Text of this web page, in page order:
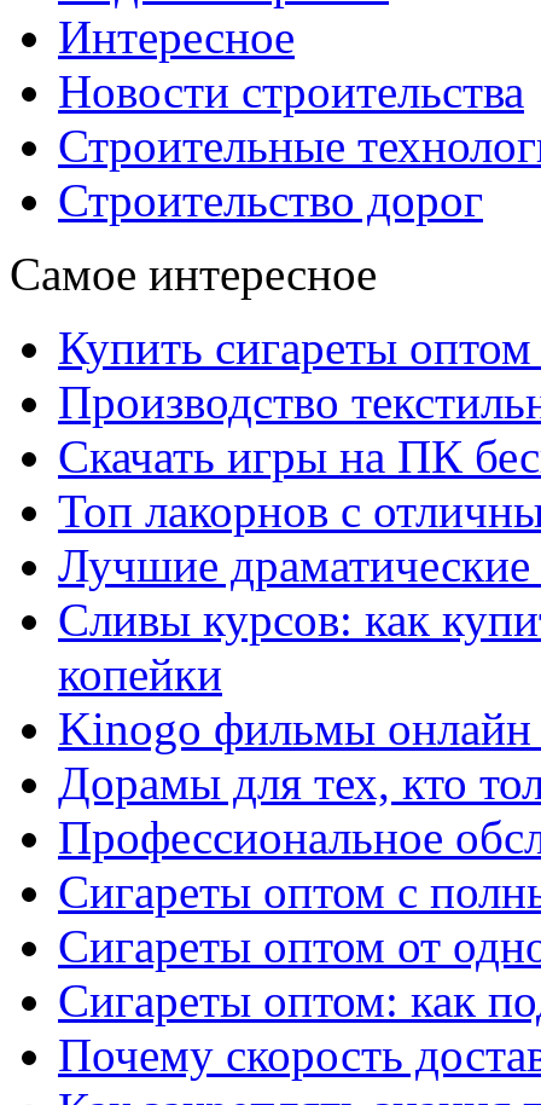
Интересное
Новости строительства
Строительные
Строительство дорог
Самое интересное
Купить сигареты
Производство
Скачать игры на ПК
Топ лакорнов с
Лучшие
Сливы курсов: как
копейки
Kinogo фильмы онлайн
Дорамы для тех, кто
Профессиональное
Сигареты оптом с
Сигареты оптом от
Сигареты оптом: как
Почему скорость